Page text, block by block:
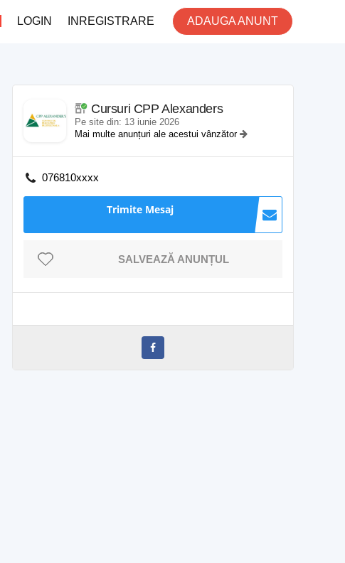
ADAUGA ANUNT
INREGISTRARE
LOGIN
Cursuri CPP Alexanders
Pe site din: 13 iunie 2026
Mai multe anunțuri ale acestui vânzător
076810xxxx
Trimite Mesaj
SALVEAZĂ ANUNȚUL